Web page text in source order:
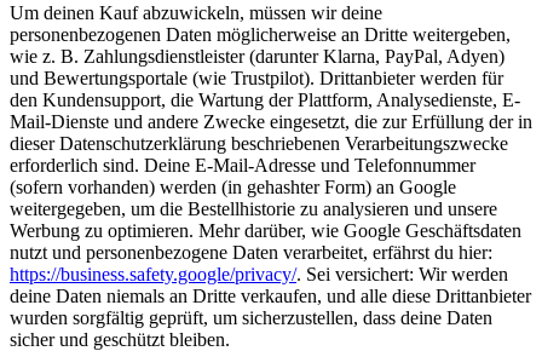
Um deinen Kauf abzuwickeln, müssen wir deine
personenbezogenen Daten möglicherweise an Dritte weitergeben,
wie z. B. Zahlungsdienstleister (darunter Klarna, PayPal, Adyen)
und Bewertungsportale (wie Trustpilot). Drittanbieter werden für
den Kundensupport, die Wartung der Plattform, Analysedienste, E-
Mail-Dienste und andere Zwecke eingesetzt, die zur Erfüllung der in
dieser Datenschutzerklärung beschriebenen Verarbeitungszwecke
erforderlich sind. Deine E-Mail-Adresse und Telefonnummer
(sofern vorhanden) werden (in gehashter Form) an Google
weitergegeben, um die Bestellhistorie zu analysieren und unsere
Werbung zu optimieren. Mehr darüber, wie Google Geschäftsdaten
nutzt und personenbezogene Daten verarbeitet, erfährst du hier:
https://business.safety.google/privacy/. Sei versichert: Wir werden
deine Daten niemals an Dritte verkaufen, und alle diese Drittanbieter
wurden sorgfältig geprüft, um sicherzustellen, dass deine Daten
sicher und geschützt bleiben.